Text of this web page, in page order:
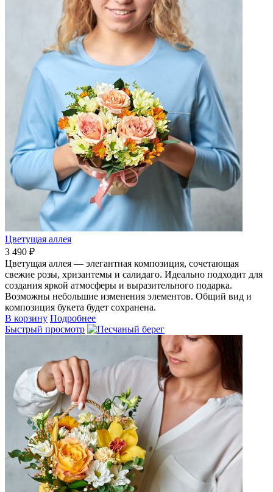
Цветущая аллея
3 490 ₽
Цветущая аллея — элегантная композиция, сочетающая
свежие розы, хризантемы и салидаго. Идеально подходит для
создания яркой атмосферы и выразительного подарка.
Возможны небольшие изменения элементов. Общий вид и
композиция букета будет сохранена.
В корзину Подробнее
Быстрый просмотр